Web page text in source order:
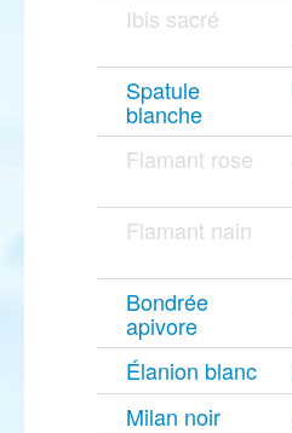
Ibis sacré
Spatule
blanche
Flamant rose
Flamant nain
Bondrée
apivore
Élanion blanc
Milan noir